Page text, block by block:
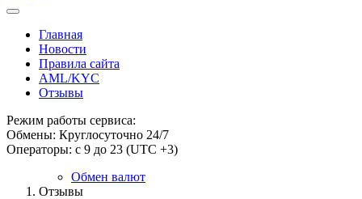
Главная
Новости
Правила сайта
AML/KYC
Отзывы
Режим работы сервиса:
Обмены: Круглосуточно 24/7
Операторы: с 9 до 23 (UTC +3)
Обмен валют
Отзывы